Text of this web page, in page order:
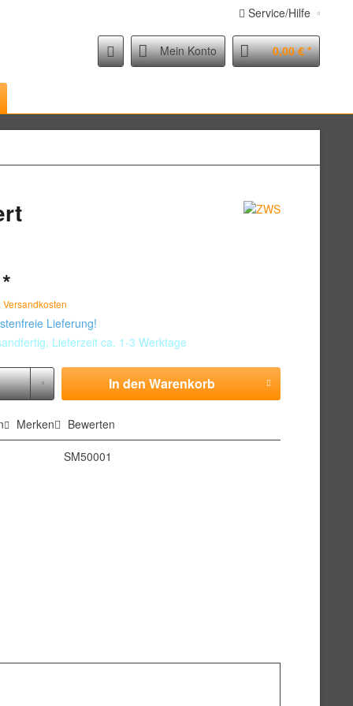
Service/Hilfe
Mein Konto 0,00 € *
Versandkosten
Lieferung!
Lieferzeit ca. 1-3 Werktage
In denWarenkorb
Merken Bewerten
SM50001